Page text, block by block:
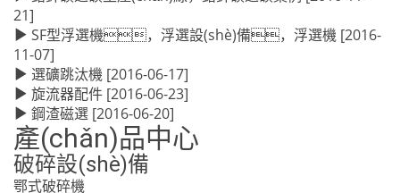
21]
SF型浮選機，浮選設(shè)備，浮選機 [2016-
11-07]
選礦跳汰機 [2016-06-17]
旋流器配件 [2016-06-23]
鋼渣磁選 [2016-06-20]
產(chǎn)品中心
破碎設(shè)備
鄂式破碎機